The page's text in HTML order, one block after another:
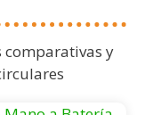
comparativas y